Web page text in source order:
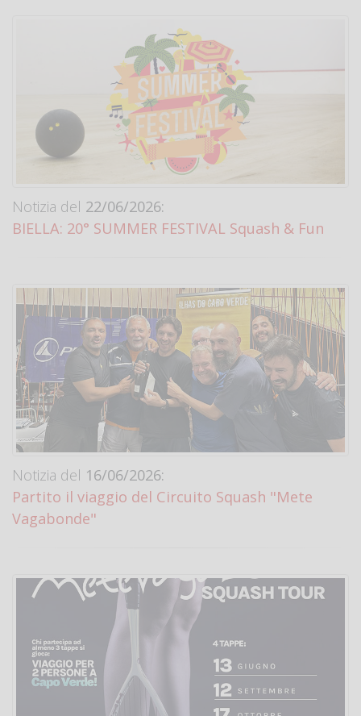
Notizia del 22/06/2026:
BIELLA: 20° SUMMER FESTIVAL Squash & Fun
Notizia del 16/06/2026:
Partito il viaggio del Circuito Squash "Mete
Vagabonde"